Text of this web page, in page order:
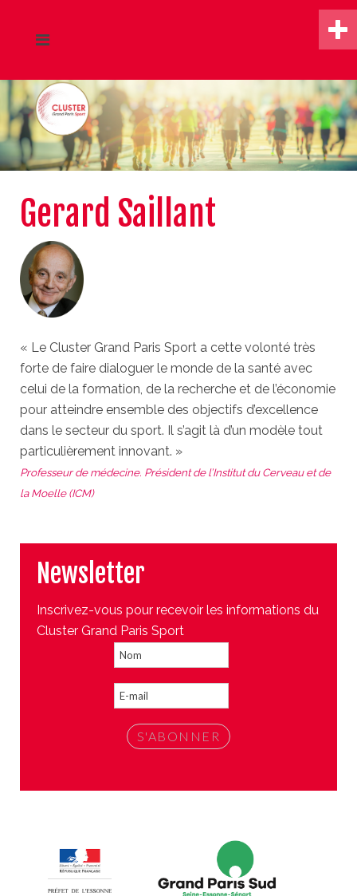
Gerard Saillant
« Le Cluster Grand Paris Sport a cette volonté très
forte de faire dialoguer le monde de la santé avec
celui de la formation, de la recherche et de l’économie
pour atteindre ensemble des objectifs d’excellence
dans le secteur du sport. Il s’agit là d’un modèle tout
particulièrement innovant. »
Professeur de médecine. Président de l’Institut du Cerveau et de
la Moelle (ICM)
Newsletter
Inscrivez-vous pour recevoir les informations du
Cluster Grand Paris Sport